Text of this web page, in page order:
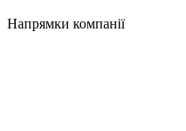
Напрямки компанії